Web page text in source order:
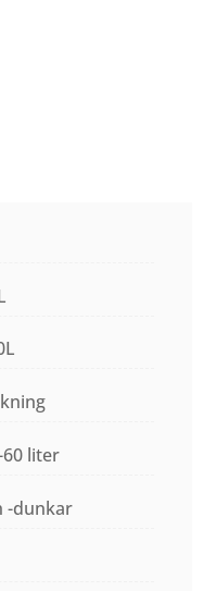
liter
-dunkar